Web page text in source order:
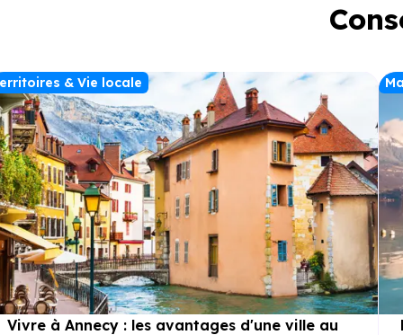
& Vie locale
Vivre à Annecy : les avantages d'une ville au